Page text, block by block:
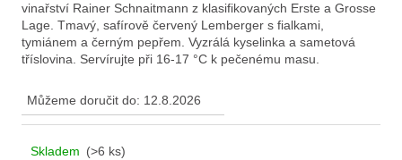
vinařství Rainer Schnaitmann z klasifikovaných Erste a Grosse
Lage. Tmavý, safírově červený Lemberger s fialkami,
tymiánem a černým pepřem. Vyzrálá kyselinka a sametová
tříslovina. Servírujte při 16-17 °C k pečenému masu.
Můžeme doručit do: 12.8.2026
Skladem (>6 ks)